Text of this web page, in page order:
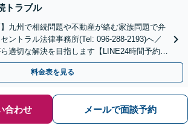
トラブル
】九州で相続問題や不動産が絡む家族問題で弁
ントラル法律事務所(Tel: 096-288-2193)へ／
適切な解決を目指します【LINE24時間予約受
可】
料金表を見る
合わせ メールで面談予約